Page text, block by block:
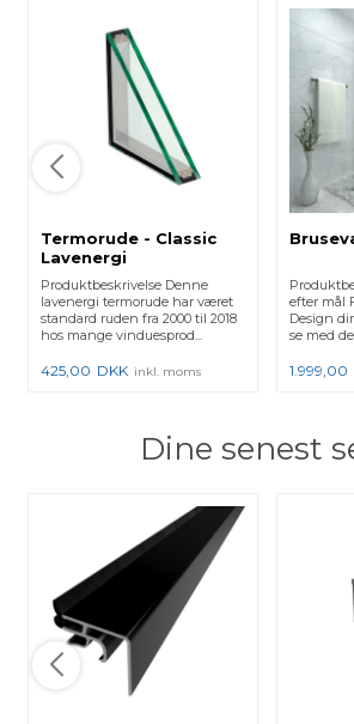
Termorude - Classic
Lavenergi
Produktbeskrivelse Denne
lavenergi termorude har været
standard ruden fra 2000 til 2018
hos mange vinduesprod...
425,00 DKK inkl. moms
efter mål
Design
se med
1.999,00
Dine senest